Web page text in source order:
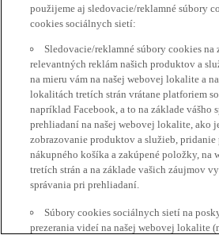
použijeme aj sledovacie/reklamné súbory
cookies sociálnych sietí:
Sledovacie/reklamné súbory cookies na
relevantných reklám našich produktov a
na mieru vám na našej webovej lokalite a
lokalitách tretích strán vrátane platforiem
napríklad Facebook, a to na základe vášho
prehliadaní na našej webovej lokalite, ako
zobrazovanie produktov a služieb,
nákupného košíka a zakúpené položky, na
tretích strán a na základe vašich záujmov
správania pri prehliadaní.
Súbory cookies sociálnych sietí na
prezerania videí na našej webovej lokalite